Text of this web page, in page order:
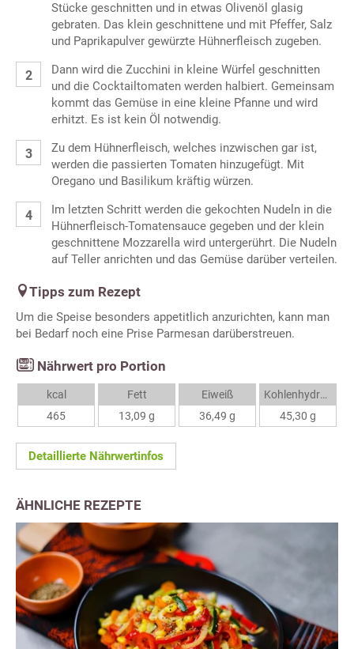
Stücke geschnitten und in etwas Olivenöl glasig
gebraten. Das klein geschnittene und mit Pfeffer, Salz
und Paprikapulver gewürzte Hühnerfleisch zugeben.
Dann wird die Zucchini in kleine Würfel geschnitten
und die Cocktailtomaten werden halbiert. Gemeinsam
kommt das Gemüse in eine kleine Pfanne und wird
erhitzt. Es ist kein Öl notwendig.
Zu dem Hühnerfleisch, welches inzwischen gar ist,
werden die passierten Tomaten hinzugefügt. Mit
Oregano und Basilikum kräftig würzen.
Im letzten Schritt werden die gekochten Nudeln in die
Hühnerfleisch-Tomatensauce gegeben und der klein
geschnittene Mozzarella wird untergerührt. Die Nudeln
auf Teller anrichten und das Gemüse darüber verteilen.
Tipps zum Rezept
Um die Speise besonders appetitlich anzurichten, kann man
bei Bedarf noch eine Prise Parmesan darüberstreuen.
Nährwert pro Portion
kcal
465
Fett
13,09 g
Eiweiß
36,49 g
Kohlenhydrate
45,30 g
Detaillierte Nährwertinfos
ÄHNLICHE REZEPTE